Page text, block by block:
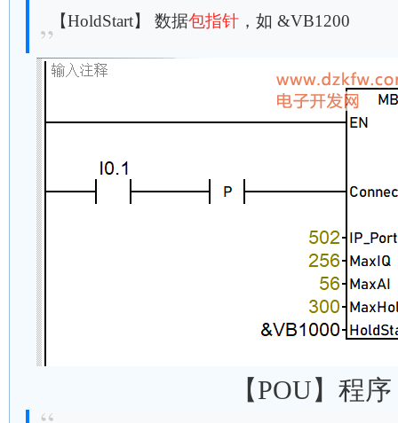
【HoldStart】 数据包指针 ，如 &VB1200
【POU】程序